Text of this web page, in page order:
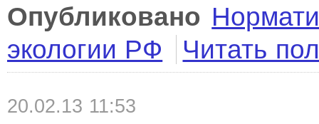
Опубликовано
экологии РФ
Читать
20.02.13 11:53